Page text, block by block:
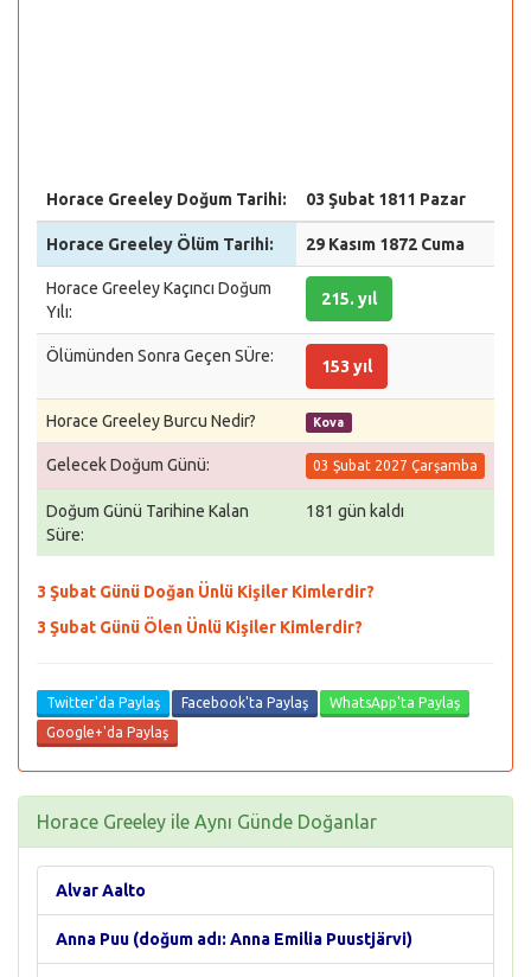
Horace Greeley Doğum Tarihi: 03 Şubat 1811 Pazar
Horace Greeley Ölüm Tarihi: 29 Kasım 1872 Cuma
Horace Greeley Kaçıncı Doğum
Yılı:
215. yıl
Ölümünden Sonra Geçen SÜre:
153 yıl
Horace Greeley Burcu Nedir? Kova
Gelecek Doğum Günü: 03 Şubat 2027 Çarşamba
Doğum Günü Tarihine Kalan
Süre:
181 gün kaldı
3 Şubat Günü Doğan Ünlü Kişiler Kimlerdir?
3 Şubat Günü Ölen Ünlü Kişiler Kimlerdir?
Twitter'da Paylaş Facebook'ta Paylaş
WhatsApp'ta Paylaş
Google+'da Paylaş
Horace Greeley ile Aynı Günde Doğanlar
Alvar Aalto
Anna Puu (doğum adı: Anna Emilia Puustjärvi)